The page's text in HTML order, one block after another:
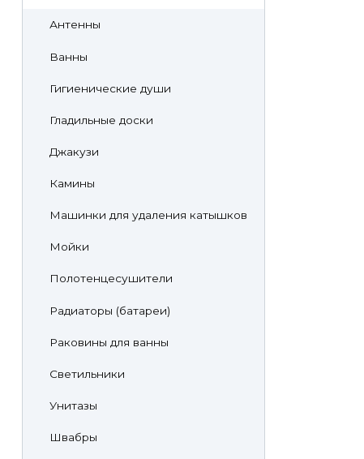
Антенны
Ванны
Гигиенические души
Гладильные доски
Джакузи
Камины
Машинки для удаления катышков
Мойки
Полотенцесушители
Радиаторы (батареи)
Раковины для ванны
Светильники
Унитазы
Швабры